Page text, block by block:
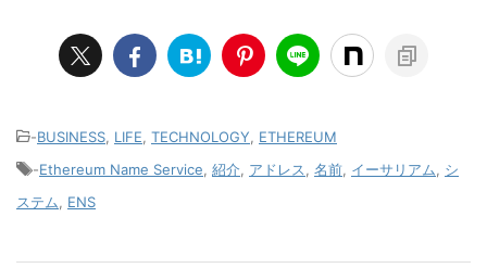
-BUSINESS LIFE TECHNOLOGY
ETHEREUM
-Ethereum Name Service 紹介 アドレス 名前 イーサリアム
シ
ステム
ENS